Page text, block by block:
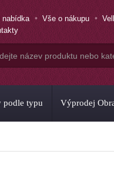
Vše o nákupu
podle typu Výprodej